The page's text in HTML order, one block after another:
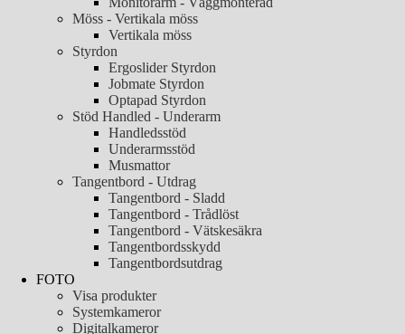
Möss - Vertikala möss
Vertikala möss
Styrdon
Ergoslider Styrdon
Jobmate Styrdon
Optapad Styrdon
Stöd Handled - Underarm
Handledsstöd
Underarmsstöd
Musmattor
Tangentbord - Utdrag
Tangentbord - Sladd
Tangentbord - Trådlöst
Tangentbord - Vätskesäkra
Tangentbordsskydd
Tangentbordsutdrag
FOTO
Visa produkter
Systemkameror
Digitalkameror